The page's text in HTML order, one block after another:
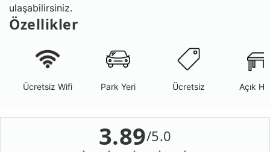
ulaşabilirsiniz.
Özellikler
Ücretsiz Wifi Park Yeri Ücretsiz Açık
3.89/5.0